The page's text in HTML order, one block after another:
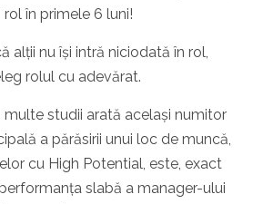
în primele 6 luni!
alții nu își intră niciodată în rol,
rolul cu adevărat.
multe studii arată același numitor
a părăsirii unui loc de muncă,
cu High Potential, este, exact
slabă a manager-ului